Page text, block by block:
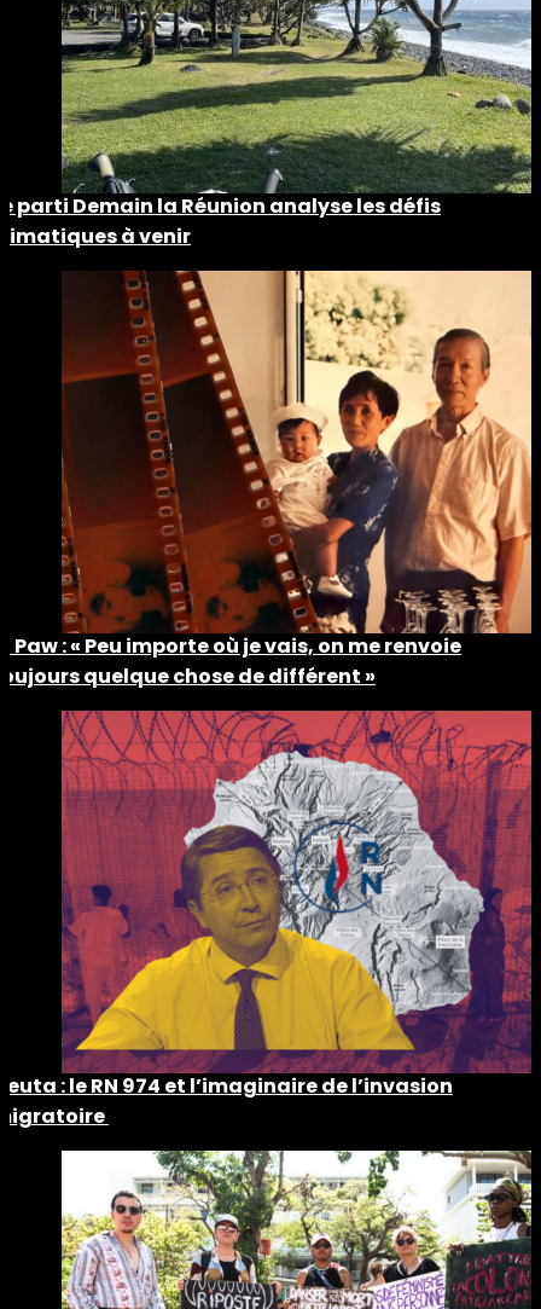
parti Demain la Réunion analyse les défis
à venir
Paw : « Peu importe où je vais, on me renvoie
quelque chose de différent »
: le RN 974 et l’imaginaire de l’invasion